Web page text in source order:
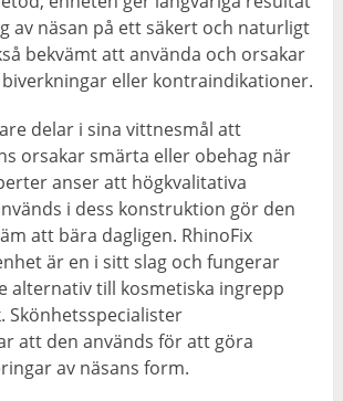
av näsan på ett säkert och naturligt
bekvämt att använda och orsakar
eller kontraindikationer.
delar i sina vittnesmål att
orsakar smärta eller obehag när
anser att högkvalitativa
i dess konstruktion gör den
att bära dagligen. RhinoFix
är en i sitt slag och fungerar
alternativ till kosmetiska ingrepp
Skönhetsspecialister
att den används för att göra
av näsans form.